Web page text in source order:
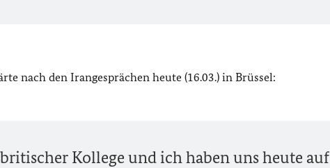
nach den Irangesprächen heute (16.03.) in Brüssel:
Kollege und ich haben uns heute auf